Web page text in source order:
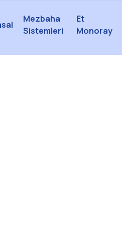
Mezbaha
Sistemleri
Et
Monoray